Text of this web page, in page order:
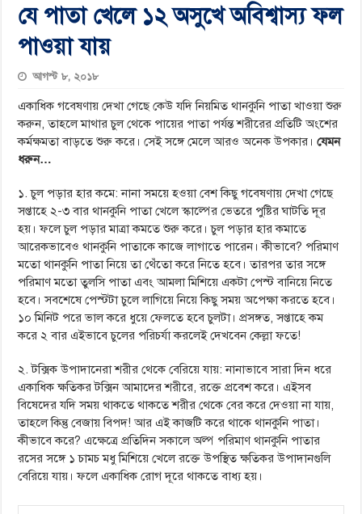
যে পাতা খেলে ১২ অসুখে অবিশ্বাস্য ফল
পাওয়া যায়
আগস্ট ৮, ২০১৮
একাধিক গবেষণায় দেখা গেছে কেউ যদি নিয়মিত থানকুনি পাতা খাওয়া শুরু
করুন, তাহলে মাথার চুল থেকে পায়ের পাতা পর্যন্ত শরীরের প্রতিটি অংশের
কর্মক্ষমতা বাড়তে শুরু করে। সেই সঙ্গে মেলে আরও অনেক উপকার।যেমন
ধরুন…
১. চুল পড়ার হার কমে: নানা সময়ে হওয়া বেশ কিছু গবেষণায় দেখা গেছে
সপ্তাহে ২-৩ বার থানকুনি পাতা খেলে স্কাল্পের ভেতরে পুষ্টির ঘাটতি দূর
হয়। ফলে চুল পড়ার মাত্রা কমতে শুরু করে। চুল পড়ার হার কমাতে
আরেকভাবেও থানকুনি পাতাকে কাজে লাগাতে পারেন। কীভাবে? পরিমাণ
মতো থানকুনি পাতা নিয়ে তা থেঁতো করে নিতে হবে। তারপর তার সঙ্গে
পরিমাণ মতো তুলসি পাতা এবং আমলা মিশিয়ে একটা পেস্ট বানিয়ে নিতে
হবে। সবশেষে পেস্টটা চুলে লাগিয়ে নিয়ে কিছু সময় অপেক্ষা করতে হবে।
১০ মিনিট পরে ভাল করে ধুয়ে ফেলতে হবে চুলটা। প্রসঙ্গত, সপ্তাহে কম
করে ২ বার এইভাবে চুলের পরিচর্যা করলেই দেখবেন কেল্লা ফতে!
২. টক্সিক উপাদানেরা শরীর থেকে বেরিয়ে যায়: নানাভাবে সারা দিন ধরে
একাধিক ক্ষতিকর টক্সিন আমাদের শরীরে, রক্তে প্রবেশ করে। এইসব
বিষেদের যদি সময় থাকতে থাকতে শরীর থেকে বের করে দেওয়া না যায়,
তাহলে কিন্তু বেজায় বিপদ! আর এই কাজটি করে থাকে থানকুনি পাতা।
কীভাবে করে? এক্ষেত্রে প্রতিদিন সকালে অল্প পরিমাণ থানকুনি পাতার
রসের সঙ্গে ১ চামচ মধু মিশিয়ে খেলে রক্তে উপস্থিত ক্ষতিকর উপাদানগুলি
বেরিয়ে যায়। ফলে একাধিক রোগ দূরে থাকতে বাধ্য হয়।